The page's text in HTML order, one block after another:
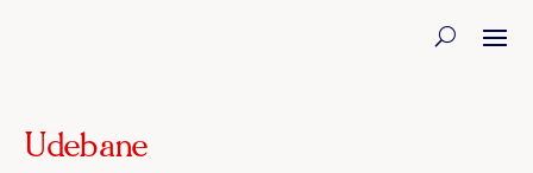
Udebane